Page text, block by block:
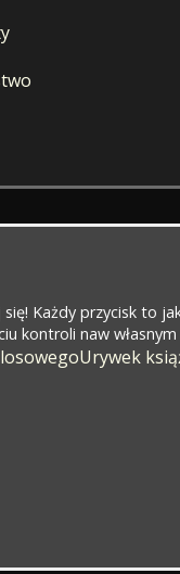
się! Każdy przycisk to
kontroli naw własnym
Urywek